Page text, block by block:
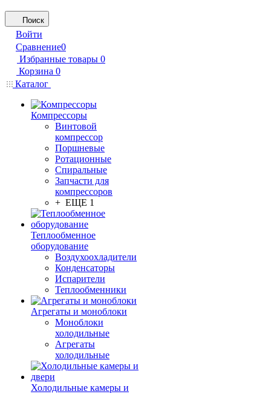
Поиск
Войти
Сравнение0
Избранные товары 0
Корзина 0
Каталог
Компрессоры
Винтовой
компрессор
Поршневые
Ротационные
Спиральные
Запчасти для
компрессоров
+ ЕЩЕ 1
Теплообменное
оборудование
Воздухоохладители
Конденсаторы
Испарители
Теплообменники
Агрегаты и моноблоки
Моноблоки
холодильные
Агрегаты
холодильные
Холодильные камеры и